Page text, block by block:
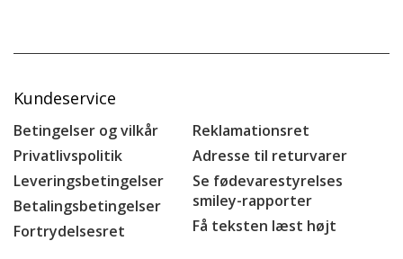
Kundeservice
Betingelser og vilkår
Privatlivspolitik
Leveringsbetingelser
Betalingsbetingelser
Fortrydelsesret
Reklamationsret
Adresse til returvarer
Se fødevarestyrelses
smiley-rapporter
Få teksten læst højt